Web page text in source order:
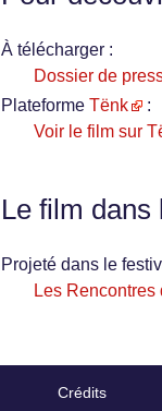
À télécharger :
Dossier de
Plateforme Tënk
:
Voir le film sur
Le film dans
Projeté dans le
Les Rencontres
Crédits